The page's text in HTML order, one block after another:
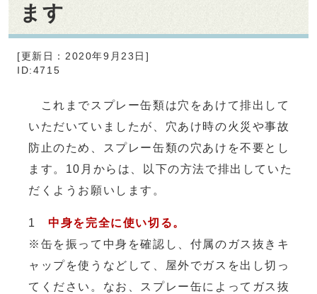
ます
[更新日：2020年9月23日]
ID:4715
これまでスプレー缶類は穴をあけて排出して
いただいていましたが、穴あけ時の火災や事故
防止のため、スプレー缶類の穴あけを不要とし
ます。10月からは、以下の方法で排出していた
だくようお願いします。
1中身を完全に使い切る。
※缶を振って中身を確認し、付属のガス抜きキ
ャップを使うなどして、屋外でガスを出し切っ
てください。なお、スプレー缶によってガス抜